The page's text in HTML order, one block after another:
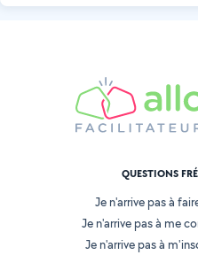
QUESTIONS
Je n'arrive pas à
Je n'arrive pas à me
Je n'arrive pas à